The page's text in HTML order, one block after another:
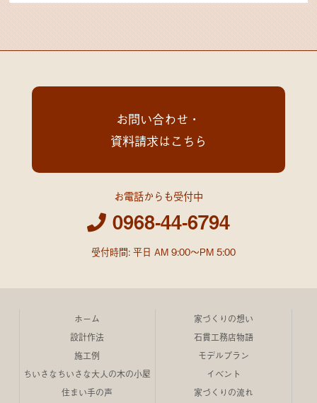
お問い合わせ・
資料請求はこちら
お電話からも受付中
0968-44-6794
受付時間: 平日 AM 9:00～PM 5:00
ホーム
家づくりの想い
設計作法
石貫工務店物語
施工例
モデルプラン
ちいさなちいさな大人の木の小屋
イベント
住まい手の声
家づくりの流れ